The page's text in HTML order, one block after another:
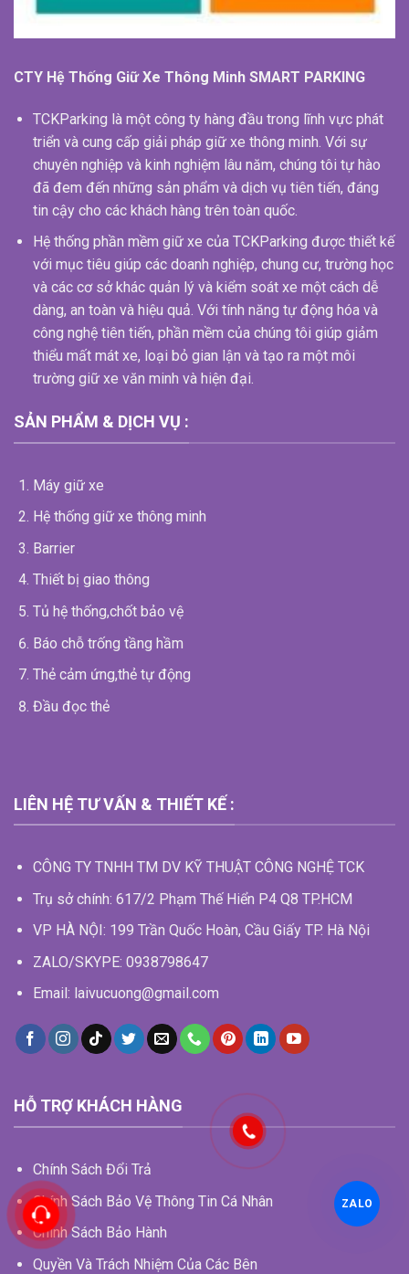
CTY Hệ Thống Giữ Xe Thông Minh SMART PARKING
TCKParking là một công ty hàng đầu trong lĩnh vực phát
triển và cung cấp giải pháp giữ xe thông minh. Với sự
chuyên nghiệp và kinh nghiệm lâu năm, chúng tôi tự hào
đã đem đến những sản phẩm và dịch vụ tiên tiến, đáng
tin cậy cho các khách hàng trên toàn quốc.
Hệ thống phần mềm giữ xe của TCKParking được thiết kế
với mục tiêu giúp các doanh nghiệp, chung cư, trường học
và các cơ sở khác quản lý và kiểm soát xe một cách dễ
dàng, an toàn và hiệu quả. Với tính năng tự động hóa và
công nghệ tiên tiến, phần mềm của chúng tôi giúp giảm
thiểu mất mát xe, loại bỏ gian lận và tạo ra một môi
trường giữ xe văn minh và hiện đại.
SẢN PHẨM & DỊCH VỤ :
Máy giữ xe
Hệ thống giữ xe thông minh
Barrier
Thiết bị giao thông
Tủ hệ thống,chốt bảo vệ
Báo chỗ trống tầng hầm
Thẻ cảm ứng,thẻ tự động
Đầu đọc thẻ
LIÊN HỆ TƯ VẤN & THIẾT KẾ :
CÔNG TY TNHH TM DV KỸ THUẬT CÔNG NGHỆ TCK
Trụ sở chính: 617/2 Phạm Thế Hiển P4 Q8 TP.HCM
VP HÀ NỘI: 199 Trần Quốc Hoàn, Cầu Giấy TP. Hà Nội
ZALO/SKYPE: 0938798647
Email: laivucuong@gmail.com
HỖ TRỢ KHÁCH HÀNG
Chính Sách Đổi Trả
Chính Sách Bảo Vệ Thông Tin Cá Nhân
Chính Sách Bảo Hành
Quyền Và Trách Nhiệm Của Các Bên
ZALO